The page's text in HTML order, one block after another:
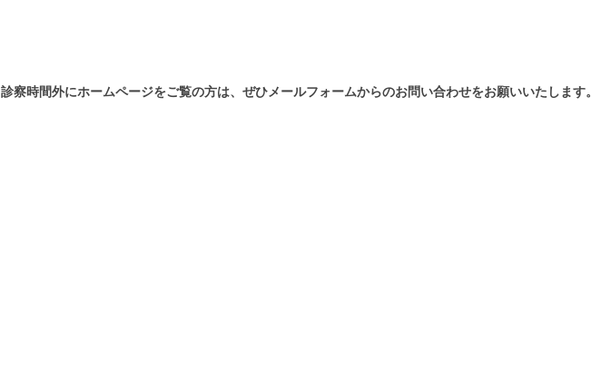
診察時間外にホームページをご覧の方は、ぜひメールフォームからのお問い合わせをお願いいたします。